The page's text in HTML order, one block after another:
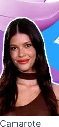
Camarote